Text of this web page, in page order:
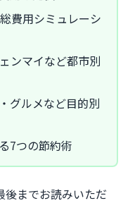
費用シミュレーシ
ンマイなど都市別
グルメなど目的別
7つの節約術
後までお読みいただ